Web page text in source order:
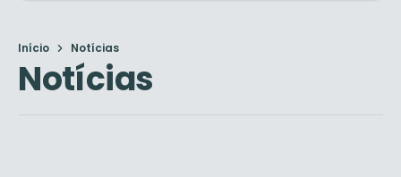
Início Notícias
Notícias